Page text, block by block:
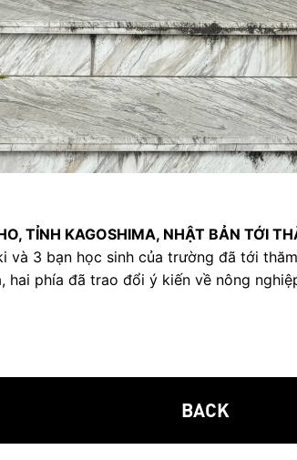
TỈNH KAGOSHIMA, NHẬT BẢN TỚI
và 3 bạn học sinh của trường đã tới
hai phía đã trao đổi ý kiến về nông
BACK